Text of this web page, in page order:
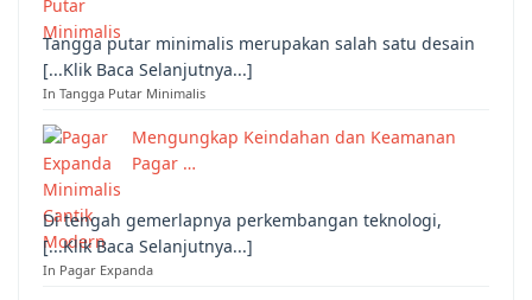
Tangga putar minimalis merupakan salah satu desain
[...Klik Baca Selanjutnya...]
In Tangga Putar Minimalis
Mengungkap Keindahan dan Keamanan
Pagar …
Di tengah gemerlapnya perkembangan teknologi,
[...Klik Baca Selanjutnya...]
In Pagar Expanda